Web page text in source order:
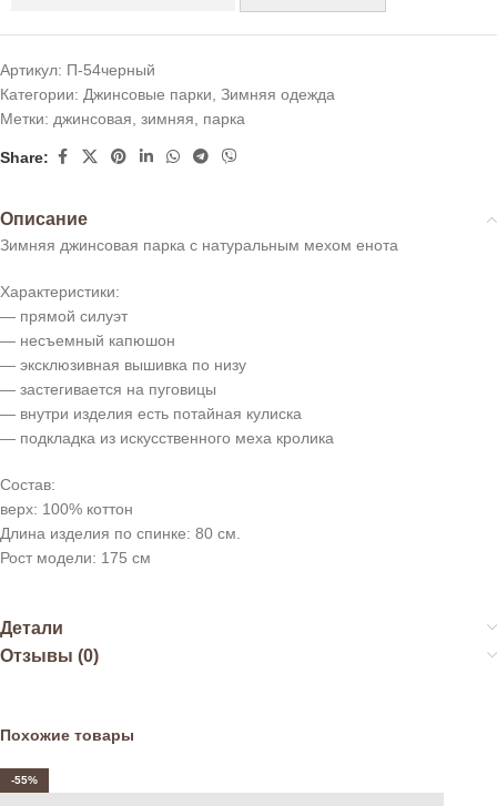
Артикул: П-54черный
Категории: Джинсовые парки, Зимняя одежда
Метки: джинсовая, зимняя, парка
Share:
Описание
Зимняя джинсовая парка с натуральным мехом енота
Характеристики:
— прямой силуэт
— несъемный капюшон
— эксклюзивная вышивка по низу
— застегивается на пуговицы
— внутри изделия есть потайная кулиска
— подкладка из искусственного меха кролика
Состав:
верх: 100% коттон
Длина изделия по спинке: 80 см.
Рост модели: 175 см
Детали
Отзывы (0)
Похожие товары
-55%